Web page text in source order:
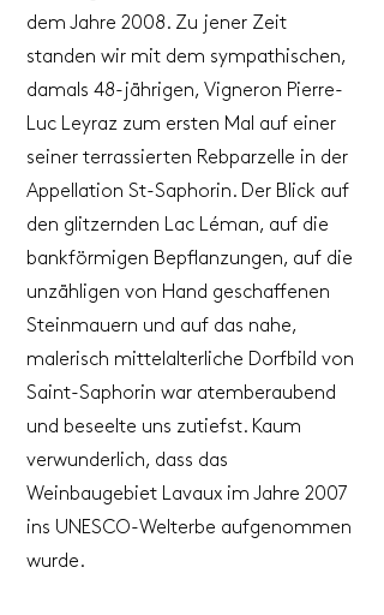
dem Jahre 2008. Zu jener Zeit
standen wir mit dem sympathischen,
damals 48-jährigen, Vigneron Pierre-
Luc Leyraz zum ersten Mal auf einer
seiner terrassierten Rebparzelle in der
Appellation St-Saphorin. Der Blick auf
den glitzernden Lac Léman, auf die
bankförmigen Bepflanzungen, auf die
unzähligen von Hand geschaffenen
Steinmauern und auf das nahe,
malerisch mittelalterliche Dorfbild von
Saint-Saphorin war atemberaubend
und beseelte uns zutiefst. Kaum
verwunderlich, dass das
Weinbaugebiet Lavaux im Jahre 2007
ins UNESCO-Welterbe aufgenommen
wurde.